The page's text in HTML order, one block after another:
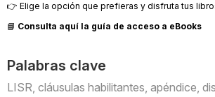
👉 Elige la opción que prefieras y disfruta tus
📘 Consulta aquí la guía de acceso a eBooks
Palabras clave
LISR, cláusulas habilitantes, apéndice,